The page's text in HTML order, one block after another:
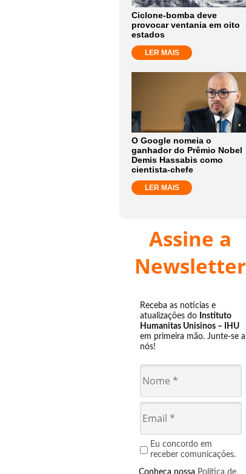
Ciclone-bomba deve
provocar ventania em oito
estados
LER MAIS
O Google nomeia o
ganhador do Prêmio Nobel
Demis Hassabis como
cientista-chefe
LER MAIS
Assine a
Newsletter
Receba as notícias e
atualizações do Instituto
Humanitas Unisinos – IHU
em primeira mão. Junte-se a
nós!
Eu concordo em
receber comunicações.
Conheça nossa Política de